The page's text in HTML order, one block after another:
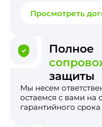
Просмотреть
Полное
защиты
Мы несем
остаемся с вами на
гарантийного срока